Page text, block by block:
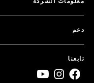
معلومات الشركة
دعم
تابعنا